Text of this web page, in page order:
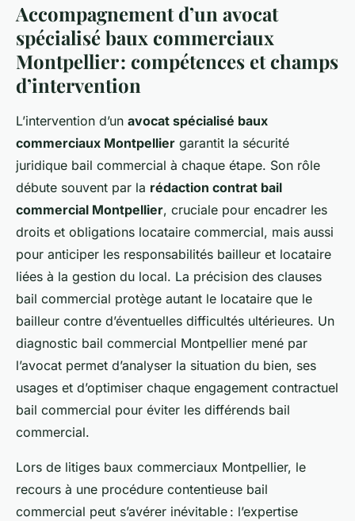
Accompagnement d’un avocat
spécialisé baux commerciaux
Montpellier: compétences et champs
d’intervention
L’intervention d’un avocat spécialisé baux
commerciaux Montpellier garantit la sécurité
juridique bail commercial à chaque étape. Son rôle
débute souvent par la rédaction contrat bail
commercial Montpellier, cruciale pour encadrer les
droits et obligations locataire commercial, mais aussi
pour anticiper les responsabilités bailleur et locataire
liées à la gestion du local. La précision des clauses
bail commercial protège autant le locataire que le
bailleur contre d’éventuelles difficultés ultérieures. Un
diagnostic bail commercial Montpellier mené par
l’avocat permet d’analyser la situation du bien, ses
usages et d’optimiser chaque engagement contractuel
bail commercial pour éviter les différends bail
commercial.
Lors de litiges baux commerciaux Montpellier, le
recours à une procédure contentieuse bail
commercial peut s’avérer inévitable : l’expertise